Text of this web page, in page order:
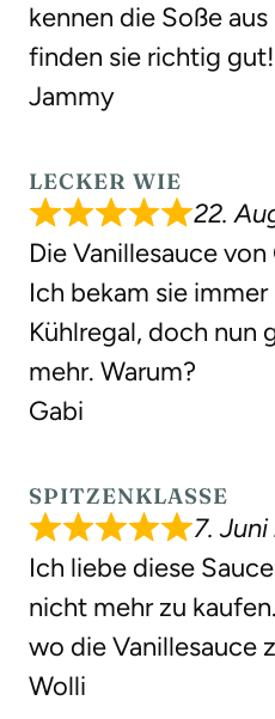
kennen die Soße
finden sie richtig gut!
Jammy
LECKER WIE
22.
Die Vanillesauce
Ich bekam sie
Kühlregal, doch nun
mehr. Warum?
Gabi
SPITZENKLASSE
7.
Ich liebe diese
nicht mehr zu
wo die Vanillesauce
Wolli